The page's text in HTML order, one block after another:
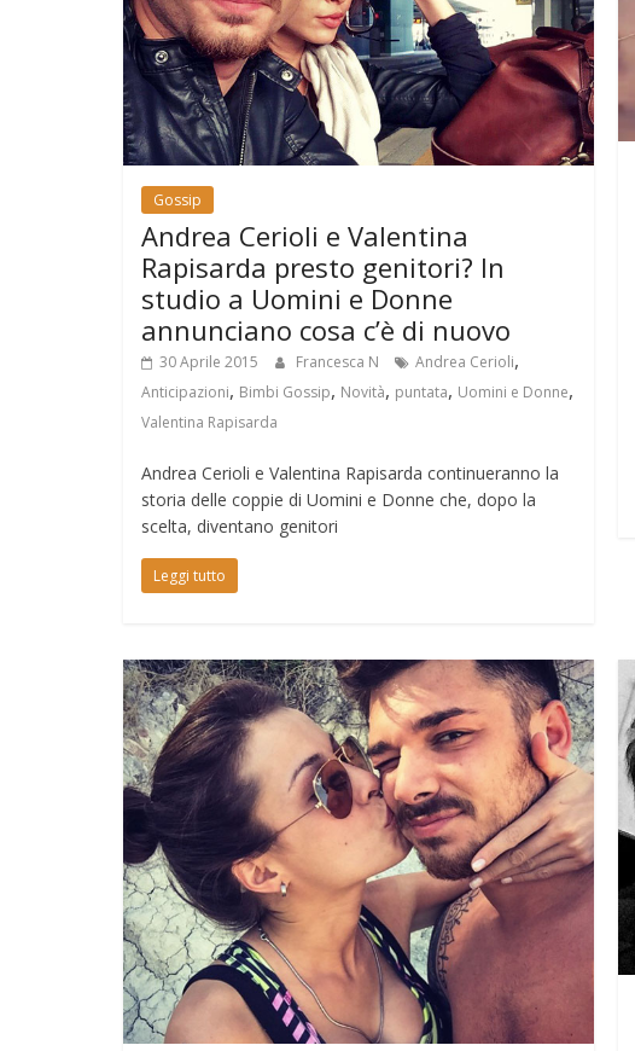
Gossip
Andrea Cerioli e Valentina
Rapisarda presto genitori? In
studio a Uomini e Donne
annunciano cosa c’è di nuovo
30 Aprile 2015 Francesca N Andrea Cerioli,
Anticipazioni, Bimbi Gossip, Novità, puntata, Uomini e Donne,
Valentina Rapisarda
Andrea Cerioli e Valentina Rapisarda continueranno la
storia delle coppie di Uomini e Donne che, dopo la
scelta, diventano genitori
Leggi tutto